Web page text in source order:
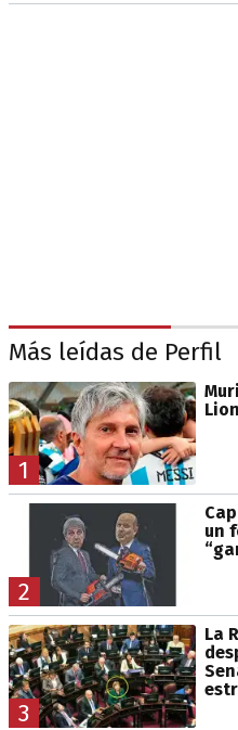
Más leídas de Perfil
1
2
un
3
La